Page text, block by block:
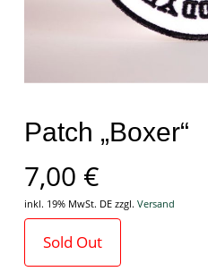
Patch „Boxer“
7,00 €
inkl. 19% MwSt. DE zzgl. Versand
Sold Out
E-Mail